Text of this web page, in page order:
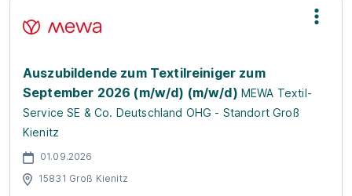
Auszubildende zum Textilreiniger zum
September 2026 (m/w/d) (m/w/d) MEWA Textil-
Service SE & Co. Deutschland OHG - Standort Groß
Kienitz
01.09.2026
15831 Groß Kienitz